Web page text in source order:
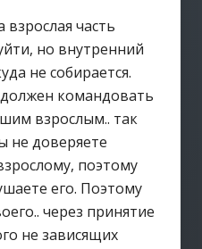
часть
но внутренний
не собирается.
командовать
взрослым.. так
не доверяете
поэтому
его. Поэтому
через принятие
не зависящих